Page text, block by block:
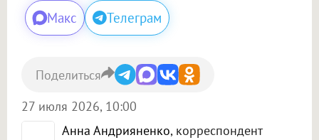
Макс Телеграм
Анна Андрияненко, корреспондент
27 июля 2026, 10:00
Поделиться